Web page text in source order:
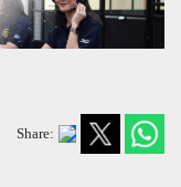
Share: